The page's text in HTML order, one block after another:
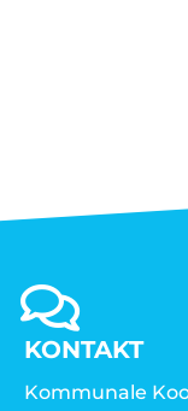
KONTAKT
Kommunale